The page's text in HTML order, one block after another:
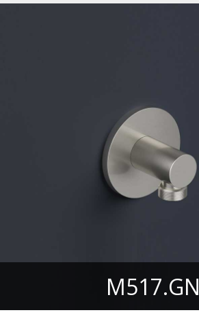
M517.GN